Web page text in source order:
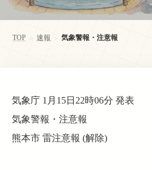
TOP > 速報 > 気象警報・注意報
気象庁 1月15日22時06分 発表
気象警報・注意報
熊本市 雷注意報 (解除)